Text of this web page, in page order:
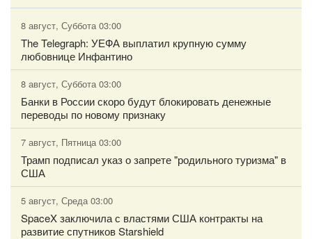
8 август, Суббота 03:00
The Telegraph: УЕФА выплатил крупную сумму
любовнице Инфантино
8 август, Суббота 03:00
Банки в России скоро будут блокировать денежные
переводы по новому признаку
7 август, Пятница 03:00
Трамп подписал указ о запрете "родильного туризма" в
США
5 август, Среда 03:00
SpaceX заключила с властями США контракты на
развитие спутников Starshield